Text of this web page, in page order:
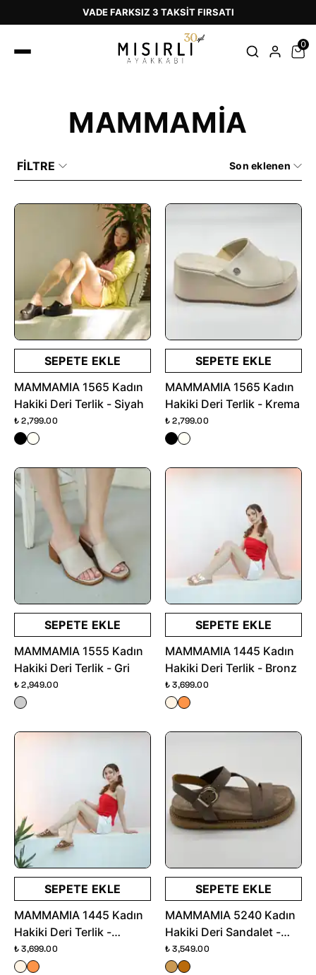
1500 ₺ ÜZERİ ALIŞVERİŞLERDE ÜCRETSİZ
0
MAMMAMİA
FİLTRE Son eklenen
SEPETE EKLE
MAMMAMIA 1565 Kadın
Hakiki Deri Terlik - Siyah
₺ 2,799.00
SEPETE EKLE
MAMMAMIA 1565 Kadın
Hakiki Deri Terlik - Krema
₺ 2,799.00
SEPETE EKLE
MAMMAMIA 1555 Kadın
Hakiki Deri Terlik - Gri
₺ 2,949.00
SEPETE EKLE
MAMMAMIA 1445 Kadın
Hakiki Deri Terlik - Bronz
₺ 3,699.00
SEPETE EKLE
MAMMAMIA 1445 Kadın
Hakiki Deri Terlik -
Leopar
₺ 3,699.00
SEPETE EKLE
MAMMAMIA 5240 Kadın
Hakiki Deri Sandalet -
Vizon Nubuk
₺ 3,549.00